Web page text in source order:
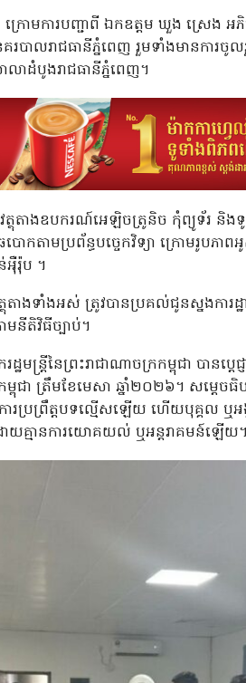
ើង ក្រោមការបញ្ជាពី ឯកឧត្តម ឃួង ស្រេ
នគរបាលរាជធានីភ្នំពេញ រួមទាំងមានក
ដំបូងរាជធានីភ្នំពេញ។
ត្ថុតាងឧបករណ៍អេឡិចត្រូនិច កុំព្យូទ័រ និង
ោកតាមប្រព័ន្ធបច្ចេកវិទ្យា ក្រោមរូបភ
អ៉ឺរ៉ុប ។
ាងទាំងអស់ ត្រូវបានប្រគល់ជូនស្នងការដ្
នីតិវិធីច្បាប់។
ត្រីនៃព្រះរាជាណាចក្រកម្ពុជា បានប្ដ
ពុជា ត្រឹមខែមេសា ឆ្នាំ២០២៦។ សម្តេច
ងការប្រព្រឹត្តបទល្មើសឡើយ ហើយបុគ្គល
គ្មានការយោគយល់ ឬអន្តរាគមន៍ឡើយ